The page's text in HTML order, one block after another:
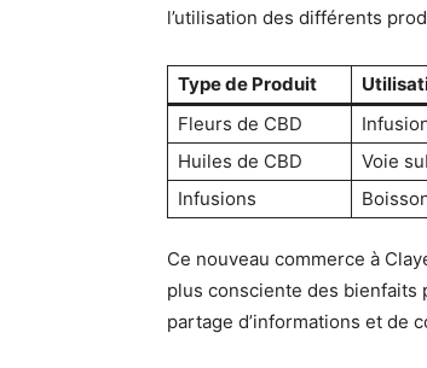
l’utilisation des différents
Type de Produit
Fleurs de CBD
Huiles de CBD
Voie
Infusions
Ce nouveau commerce à
plus consciente des bienfaits
partage d’informations et de